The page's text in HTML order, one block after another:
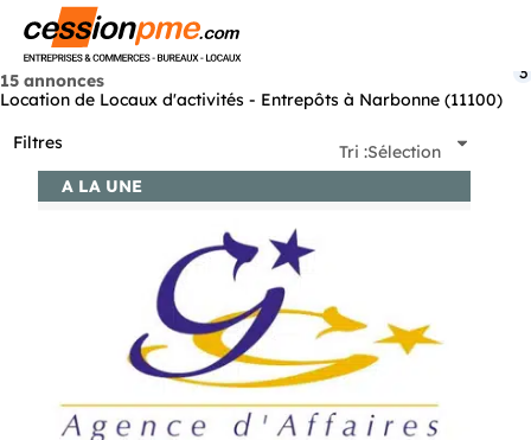
15 annonces
Location de Locaux d'activités - Entrepôts à Narbonne (11100)
Filtres
3
Tri :Sélection
A LA UNE